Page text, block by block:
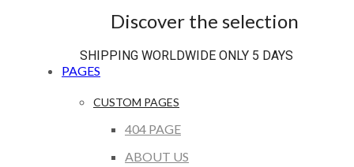
Discover the selection
SHIPPING WORLDWIDE ONLY 5 DAYS
PAGES
CUSTOM PAGES
404 PAGE
ABOUT US